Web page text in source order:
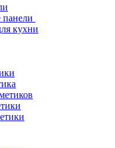
кухни